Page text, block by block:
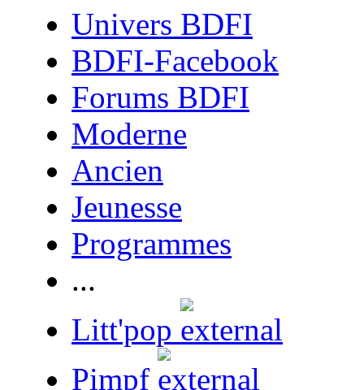
Univers BDFI
BDFI-Facebook
Forums BDFI
Moderne
Ancien
Jeunesse
Programmes
...
Litt'pop
Pimpf